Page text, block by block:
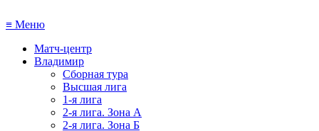
≡ Меню
Матч-центр
Владимир
Сборная тура
Высшая лига
1-я лига
2-я лига. Зона А
2-я лига. Зона Б